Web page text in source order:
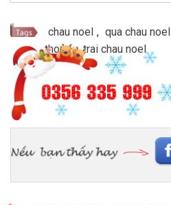
chau noel , qua chau noel
thong , trai chau noel